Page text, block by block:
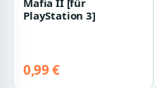
PlayStation 3]
0,99 €